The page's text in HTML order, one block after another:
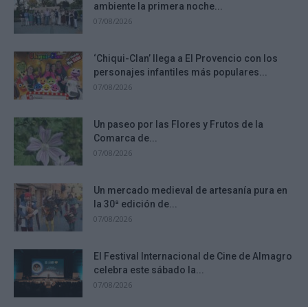
ambiente la primera noche...
07/08/2026
‘Chiqui-Clan’ llega a El Provencio con los
personajes infantiles más populares...
07/08/2026
Un paseo por las Flores y Frutos de la
Comarca de...
07/08/2026
Un mercado medieval de artesanía pura en
la 30ª edición de...
07/08/2026
El Festival Internacional de Cine de Almagro
celebra este sábado la...
07/08/2026